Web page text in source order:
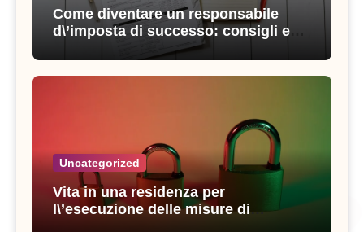
Come diventare un responsabile
d\’imposta di successo: consigli e
strategie vincenti
Uncategorized
Vita in una residenza per
l\’esecuzione delle misure di